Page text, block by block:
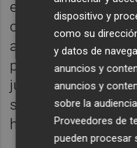
evitar estructuras
cambio las
asiáticas, no
pueden tener
jurídicamente se
si serían de bajo
hundiendo el
dispositivo y
como su
y datos de
anuncios y
anuncios y
sobre la
Proveedores de
pueden procesar